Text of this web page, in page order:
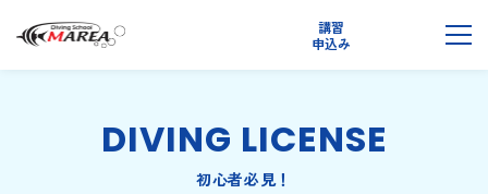
講習
申込み
DIVING LICENSE
初心者必見！